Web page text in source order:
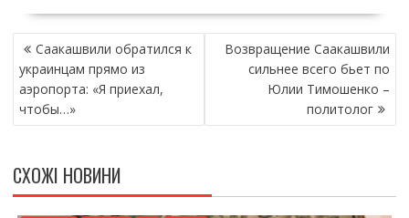
e
b
o
k
itt
er
ai
l
ді
л
и
НАВІГАЦІЯ
ЗАПИСІВ
Саакашвили обратился к
украинцам прямо из
аэропорта: «Я приехал,
чтобы…»
Возвращение Саакашвили
сильнее всего бьет по
Юлии Тимошенко –
политолог
СХОЖІ НОВИНИ